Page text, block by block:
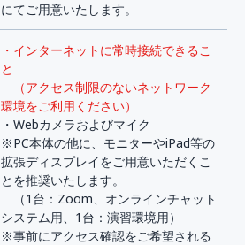
にてご用意いたします。
・インターネットに常時接続できるこ
と
（アクセス制限のないネットワーク
環境をご利用ください）
・Webカメラおよびマイク
※PC本体の他に、モニターやiPad等の
拡張ディスプレイをご用意いただくこ
とを推奨いたします。
（1台：Zoom、オンラインチャット
システム用、1台：演習環境用）
※事前にアクセス確認をご希望される